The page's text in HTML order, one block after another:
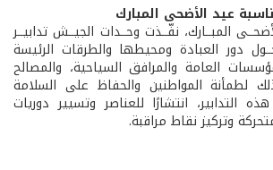
عيد الأضحى المبارك
المبــارك، نفّــذت وحــدات الجيــش تدابيــر
حــول دور العبادة ومحيطها والطرقات الرئيسة
العامة والمرافق السياحية، والمصالح
لطمأنة المواطنين والحفاظ على السلامة
التدابير، انتشارًا للعناصر وتسيير دوريات
وتركيز نقاط مراقبة.